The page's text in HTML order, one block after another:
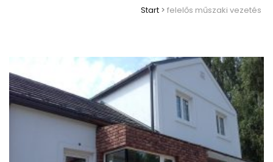
Start > felelős műszaki vezetés